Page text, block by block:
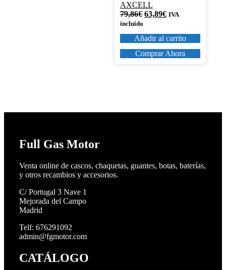
AXCELL
79,86€ El
original
era:
79,86€.
63,89€El
actual
es:
63,89€.
IVA
incluido
Añadir al carrito
Comprar Ahora
Full Gas Motor
Venta online de cascos, chaquetas, guantes, botas, baterías,
y otros recambios y accesorios.
C/ Portugal 3 Nave 1
Mejorada del Campo
Madrid
Telf: 676291092
admin@fgmotor.com
CATÁLOGO